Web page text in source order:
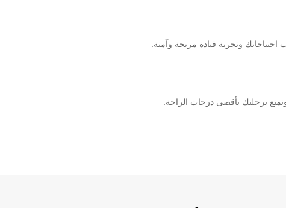
برحلتك بأقصى درجات الراحة.